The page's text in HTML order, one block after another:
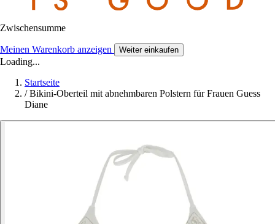
Zwischensumme
Meinen Warenkorb anzeigen Weiter einkaufen
Loading...
Startseite
/ Bikini-Oberteil mit abnehmbaren Polstern für Frauen Guess
Diane